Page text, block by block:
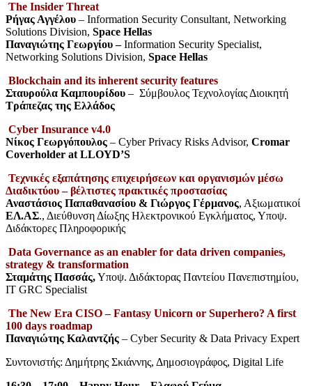
The Insider Threat
Ρήγας Αγγέλου – Information Security Consultant, Networking
Solutions Division, Space Hellas
Παναγιώτης Γεωργίου –Information Security Specialist,
Networking Solutions Division, Space Hellas
Blockchain and its inherent security features
Σταυρούλα Καμπουρίδου – Σύμβουλος Τεχνολογίας Διοικητή
Τράπεζας της Ελλάδος
Cyber Insurance v4.0
Νίκος Γεωργόπουλος – Cyber Privacy Risks Advisor, Cromar
Coverholder at LLOYD’S
Τεχνικές εξαπάτησης επιχειρήσεων και οργανισμών μέσω
Διαδικτύου – βέλτιστες πρακτικές προστασίας
Αναστάσιος Παπαθανασίου & Γιώργος Γέρμανος, Αξιωματικοί
ΕΛ.ΑΣ., Διεύθυνση Δίωξης Ηλεκτρονικού Εγκλήματος, Υποψ.
Διδάκτορες Πληροφορικής
Data Governance as an enabler for data driven companies,
strategy & transformation
Σταμάτης Πασσάς,Υποψ. Διδάκτορας Παντείου Πανεπιστημίου,
ΙΤ GRC Specialist
The New Era CISO – Fantasy Unicorn or Superhero? A first
100 days roadmap
Παναγιώτης Καλαντζής – Cyber Security & Data Privacy Expert
Συντονιστής: Δημήτρης Σκιάννης, Δημοσιογράφος, Digital Life